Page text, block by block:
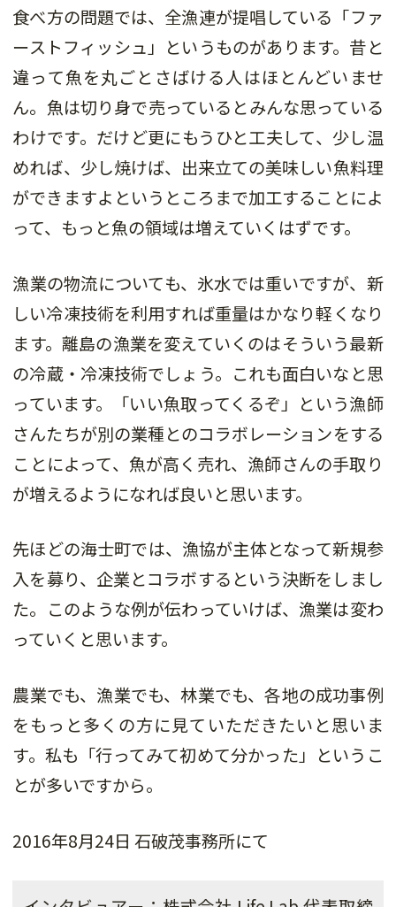
食べ方の問題では、全漁連が提唱している「ファ
ーストフィッシュ」というものがあります。昔と
違って魚を丸ごとさばける人はほとんどいませ
ん。魚は切り身で売っているとみんな思っている
わけです。だけど更にもうひと工夫して、少し温
めれば、少し焼けば、出来立ての美味しい魚料理
ができますよというところまで加工することによ
って、もっと魚の領域は増えていくはずです。
漁業の物流についても、氷水では重いですが、新
しい冷凍技術を利用すれば重量はかなり軽くなり
ます。離島の漁業を変えていくのはそういう最新
の冷蔵・冷凍技術でしょう。これも面白いなと思
っています。「いい魚取ってくるぞ」という漁師
さんたちが別の業種とのコラボレーションをする
ことによって、魚が高く売れ、漁師さんの手取り
が増えるようになれば良いと思います。
先ほどの海士町では、漁協が主体となって新規参
入を募り、企業とコラボするという決断をしまし
た。このような例が伝わっていけば、漁業は変わ
っていくと思います。
農業でも、漁業でも、林業でも、各地の成功事例
をもっと多くの方に見ていただきたいと思いま
す。私も「行ってみて初めて分かった」というこ
とが多いですから。
2016年8月24日 石破茂事務所にて